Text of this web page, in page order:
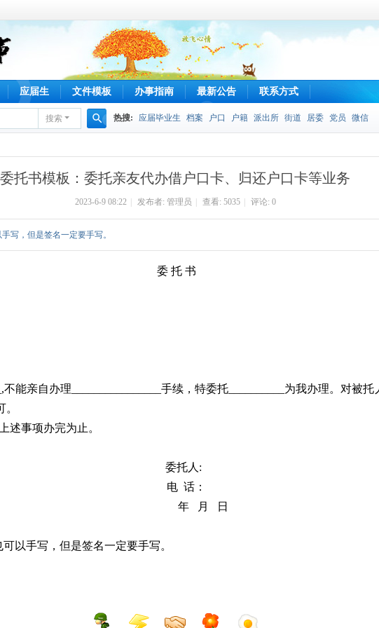
应届生 文件模板 办事指南 最新公告 联系方式
搜索
索
热搜: 应届毕业生 档案 户口 户籍 派出所 街道 居委 党员 微信
委托书模板：委托亲友代办借户口卡、归还户口卡等业务
2023-6-9 08:22 发布者: 管理员 查看: 5035 评论: 0
写，但是签名一定要手写。
委 托 书
,不能亲自办理 ________________手续，特委托 为我办理。 对被托
。
述事项办完为止 。
委托人 :
电 话：
年
月 日
以手写，但是签名一定要手写。